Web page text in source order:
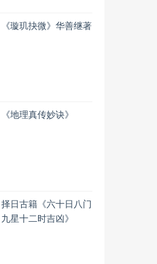
《璇玑抉微》华善继著
《地理真传妙诀》
择日古籍《六十日八门
九星十二时吉凶》